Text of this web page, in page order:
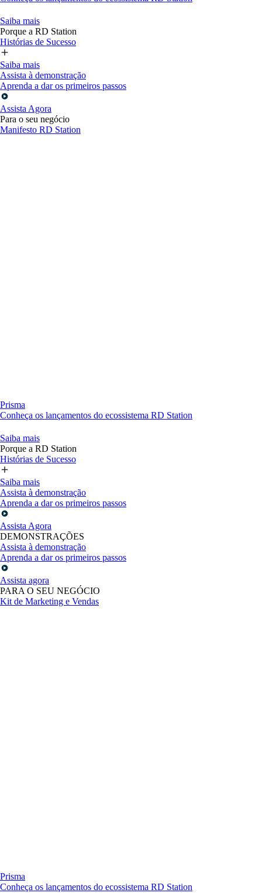
Saiba mais
Porque a RD Station
Histórias de Sucesso
Saiba mais
Assista à demonstração
Aprenda a dar os primeiros passos
Assista Agora
Para o seu negócio
Manifesto RD Station
Prisma
Conheça os lançamentos do ecossistema RD Station
Saiba mais
Porque a RD Station
Histórias de Sucesso
Saiba mais
Assista à demonstração
Aprenda a dar os primeiros passos
Assista Agora
DEMONSTRAÇÕES
Assista à demonstração
Aprenda a dar os primeiros passos
Assista agora
PARA O SEU NEGÓCIO
Kit de Marketing e Vendas
Prisma
Conheça os lançamentos do ecossistema RD Station